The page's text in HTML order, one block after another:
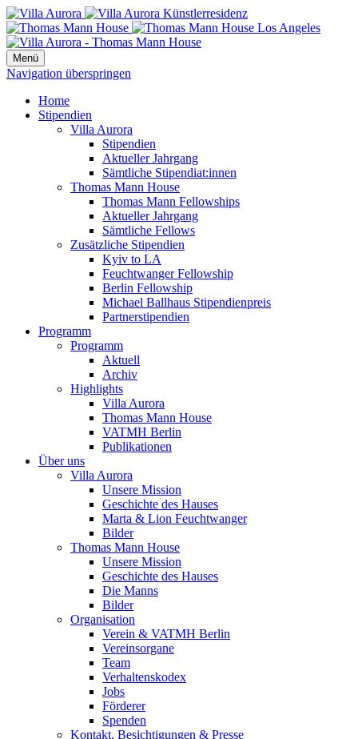
Menü
Navigation überspringen
Home
Stipendien
Villa Aurora
Stipendien
Aktueller Jahrgang
Sämtliche Stipendiat:innen
Thomas Mann House
Thomas Mann Fellowships
Aktueller Jahrgang
Sämtliche Fellows
Zusätzliche Stipendien
Kyiv to LA
Feuchtwanger Fellowship
Berlin Fellowship
Michael Ballhaus Stipendienpreis
Partnerstipendien
Programm
Programm
Aktuell
Archiv
Highlights
Villa Aurora
Thomas Mann House
VATMH Berlin
Publikationen
Über uns
Villa Aurora
Unsere Mission
Geschichte des Hauses
Marta & Lion Feuchtwanger
Bilder
Thomas Mann House
Unsere Mission
Geschichte des Hauses
Die Manns
Bilder
Organisation
Verein & VATMH Berlin
Vereinsorgane
Team
Verhaltenskodex
Jobs
Förderer
Spenden
Kontakt, Besichtigungen & Presse